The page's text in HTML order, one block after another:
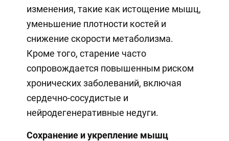
изменения, такие как истощение мышц,
уменьшение плотности костей и
снижение скорости метаболизма.
Кроме того, старение часто
сопровождается повышенным риском
хронических заболеваний, включая
сердечно-сосудистые и
нейродегенеративные недуги.
Сохранение и укрепление мышц